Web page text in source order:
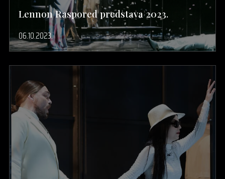
Lennon Raspored predstava 2023.
06.10.2023.